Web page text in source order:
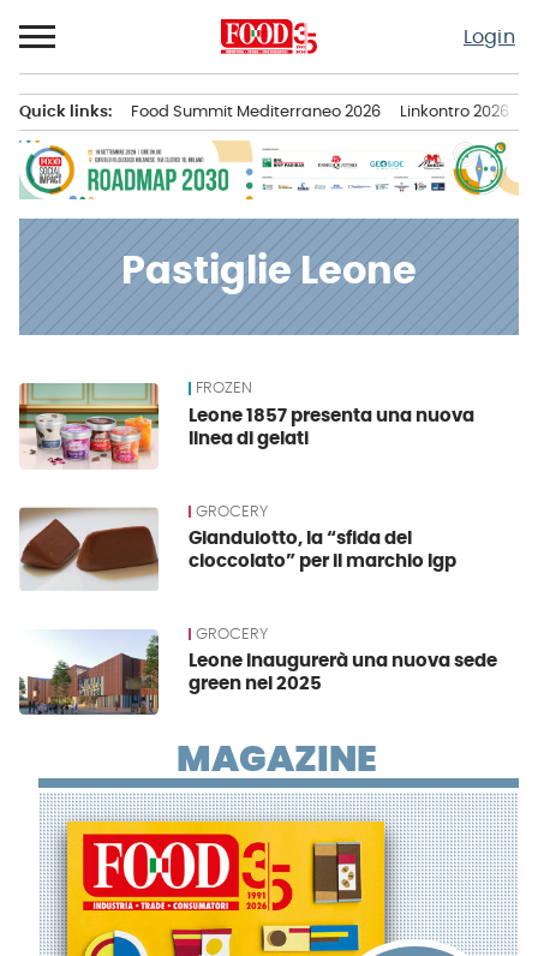
al
contenuto
Login
principale
Quick links: Food Summit Mediterraneo 2026 Linkontro 2026
Pastiglie Leone
News FROZEN
Leone 1857 presenta una nuova
linea di gelati
GROCERY
Gianduiotto, la “sfida del
cioccolato” per il marchio Igp
GROCERY
Leone inaugurerà una nuova sede
green nel 2025
MAGAZINE